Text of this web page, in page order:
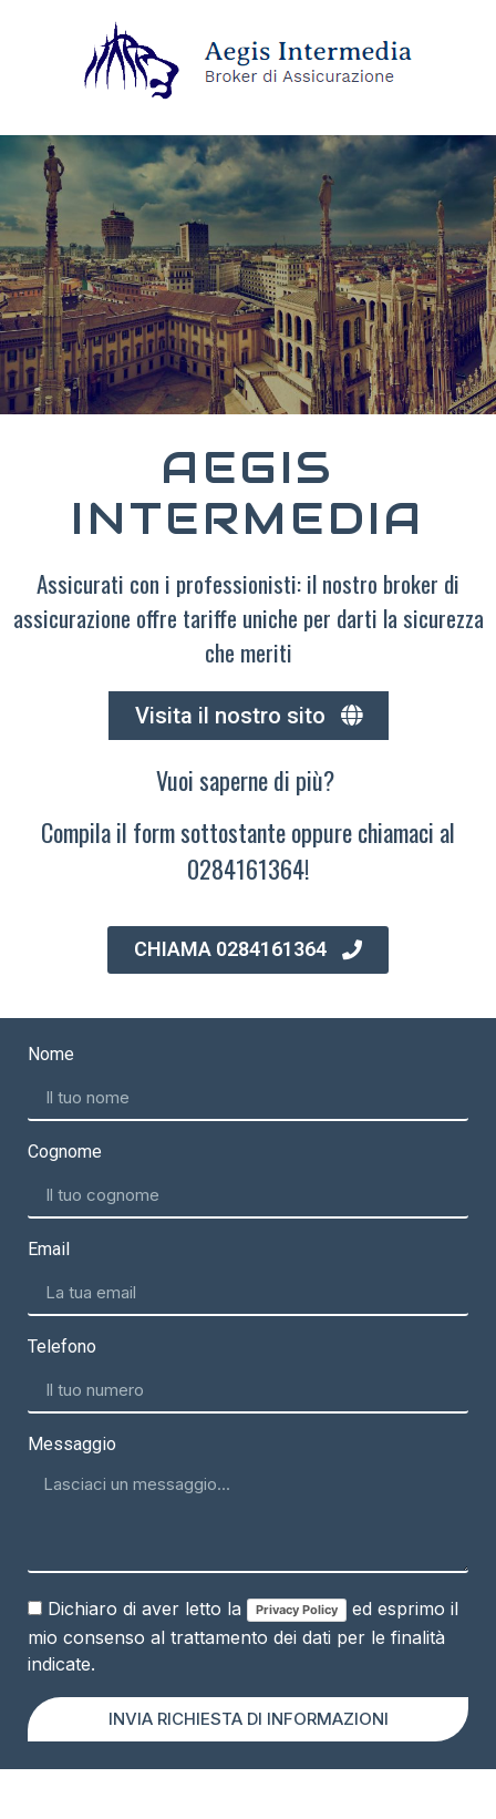
AEGIS
INTERMEDIA
Assicurati con i professionisti: il nostro broker di
assicurazione offre tariffe uniche per darti la sicurezza
che meriti
Visita il nostro sito
Vuoi saperne di più?
Compila il form sottostante oppure chiamaci al
0284161364!
CHIAMA 0284161364
Nome
Cognome
Email
Telefono
Messaggio
Dichiaro di aver letto la Privacy Policy
ed esprimo il
mio consenso al trattamento dei dati per le finalità
indicate.
INVIA RICHIESTA DI INFORMAZIONI